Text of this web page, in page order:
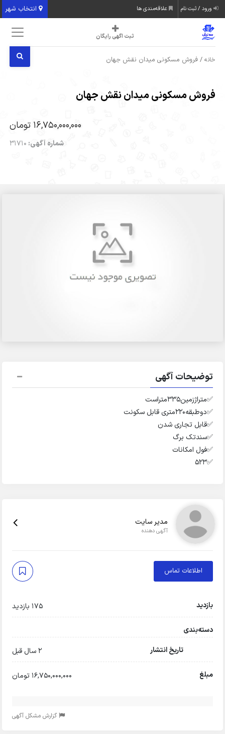
انتخاب شهر ورود / ثبت نام علاقه‌مندی ها
ثبت اگهی رایگان
خانه / فروش مسکونی میدان نقش جهان
فروش مسکونی میدان نقش جهان
16,750,000,000 تومان
شماره آگهی: 31710
توضیحات آگهی
✅️متراژزمین۳۳۵متراست
✅️دوطبقه۲۲۰متری قابل سکونت
✅️قابل تجاری شدن
✅️سندتک برگ
✅️فول امکانات
✅️۵۲۳
مدیر سایت
آگهی دهنده
اطلاعات تماس
بازدید 175 بازدید
دسته‌بندی
تاریخ انتشار
2 سال قبل
مبلغ 16,750,000,000 تومان
گزارش مشکل آگهی